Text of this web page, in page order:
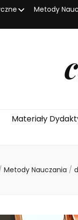
Metody
Materiały
Metody Nauczania /